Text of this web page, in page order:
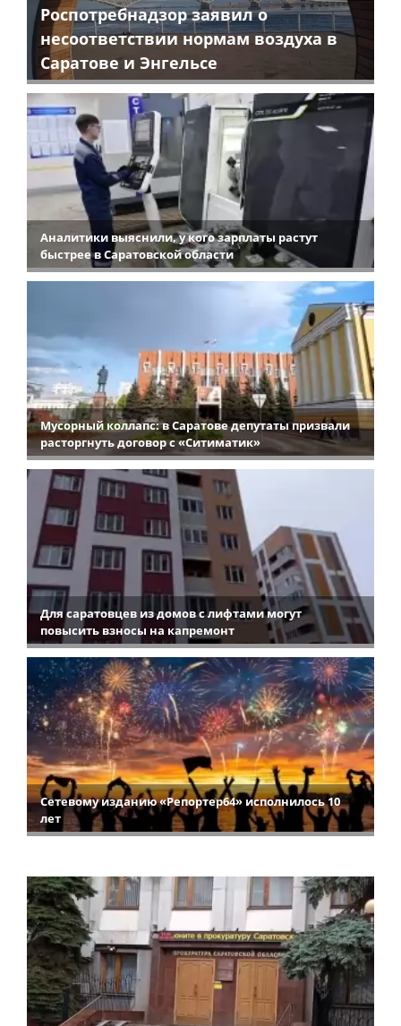
Роспотребнадзор заявил о
несоответствии нормам воздуха в
Саратове и Энгельсе
Аналитики выяснили, у кого зарплаты растут
быстрее в Саратовской области
Мусорный коллапс: в Саратове депутаты призвали
расторгнуть договор с «Ситиматик»
Для саратовцев из домов с лифтами могут
повысить взносы на капремонт
Сетевому изданию «Репортер64» исполнилось 10
лет